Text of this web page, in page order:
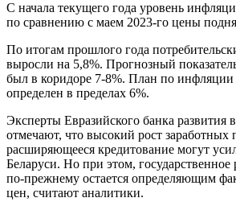
С начала текущего года уровень
по сравнению с маем 2023-го цены
По итогам прошлого года
выросли на 5,8%. Прогнозный
был в коридоре 7-8%. План по инфляции
определен в пределах 6%.
Эксперты Евразийского банка развития
отмечают, что высокий рост заработных
расширяющееся кредитование могут
Беларуси. Но при этом, государственное
по-прежнему остается определяющим
цен, считают аналитики.